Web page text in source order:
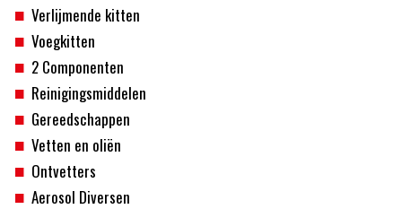
Verlijmende kitten
Voegkitten
2 Componenten
Reinigingsmiddelen
Gereedschappen
Vetten en oliën
Ontvetters
Aerosol Diversen